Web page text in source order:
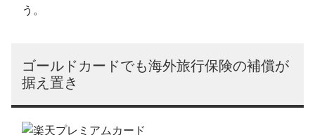
う。
ゴールドカードでも海外旅行保険の補償が
据え置き